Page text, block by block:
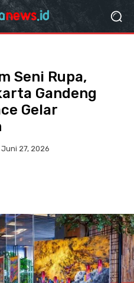
Seni Rupa,
Gandeng
Gelar
Juni 27, 2026